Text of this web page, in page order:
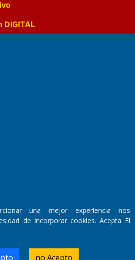
DIGITAL
855,
una mejor experiencia nos
de incorporar cookies. Acepta El
no Acepto